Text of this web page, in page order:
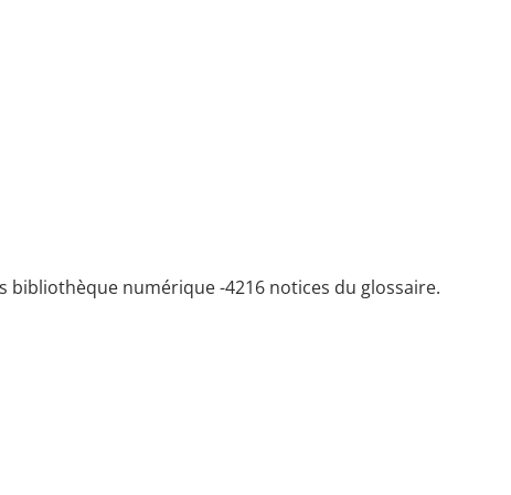
bibliothèque numérique -4216 notices du glossaire.